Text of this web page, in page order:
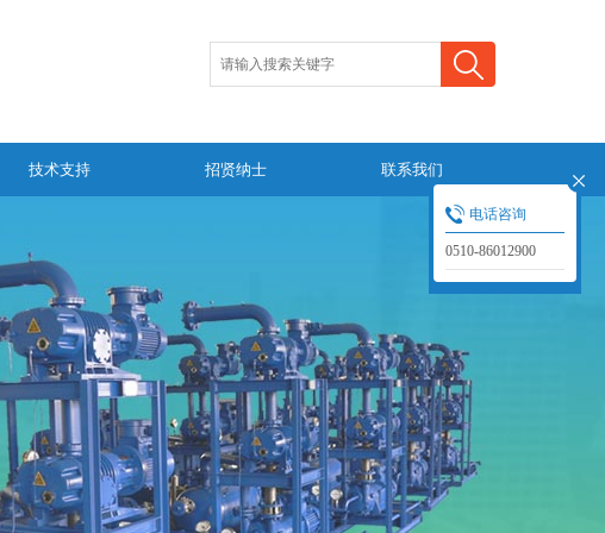
技术支持 招贤纳士 联系我们
电话咨询
0510-86012900